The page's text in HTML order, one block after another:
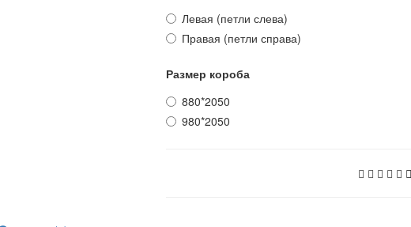
Левая (петли слева)
Правая (петли справа)
Размер короба
880*2050
980*2050